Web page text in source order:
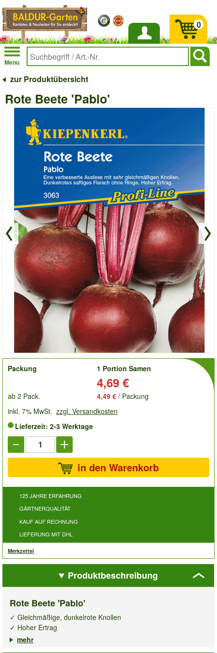
Anmelden
Menu
0
zur Produktübersicht
Rote Beete 'Pablo'
order
Packung
1 Portion Samen
4,69 €
ab 2 Pack. 4,49 € / Packung
inkl. 7% MwSt. zzgl. Versandkosten
Lieferzeit: 2-3 Werktage
in den Warenkorb
125 JAHRE ERFAHRUNG
GÄRTNERQUALITÄT
KAUF AUF RECHNUNG
LIEFERUNG MIT DHL
Merkzettel
Produktbeschreibung
Rote Beete 'Pablo'
✓ Gleichmäßige, dunkelrote Knollen
✓ Hoher Ertrag
✓ Hoher Gehalt an Mineralien & Vitaminen
mehr